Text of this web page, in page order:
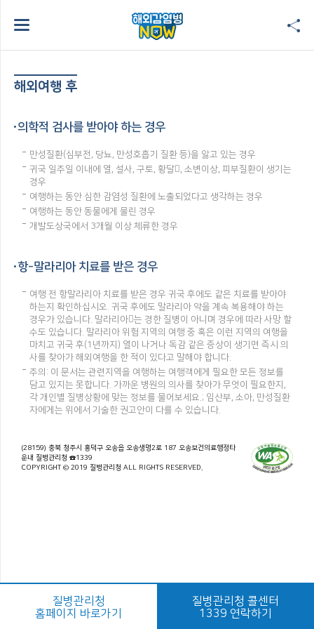
해외여행 후
의학적 검사를 받아야 하는 경우
만성질환(심부전, 당뇨, 만성호흡기 질환 등)을 앓고 있는 경우
귀국 일주일 이내에 열, 설사, 구토, 황달, 소변이상, 피부질환이 생기는
경우
여행하는 동안 심한 감염성 질환에 노출되었다고 생각하는 경우
여행하는 동안 동물에게 물린 경우
개발도상국에서 3개월 이상 체류한 경우
항-말라리아 치료를 받은 경우
여행 전 항말라리아 치료를 받은 경우 귀국 후에도 같은 치료를 받아야
하는지 확인하십시오. 귀국 후에도 말라리아 약을 계속 복용해야 하는
경우가 있습니다. 말라리아는 경한 질병이 아니며 경우에 따라 사망 할
수도 있습니다. 말라리아 위험 지역의 여행 중 혹은 이런 지역의 여행을
마치고 귀국 후(1년까지) 열이 나거나 독감 같은 증상이 생기면 즉시 의
사를 찾아가 해외여행을 한 적이 있다고 말해야 합니다.
주의: 이 문서는 관련지역을 여행하는 여행객에게 필요한 모든 정보를
담고 있지는 못합니다. 가까운 병원의 의사를 찾아가 무엇이 필요한지,
각 개인별 질병상황에 맞는 정보를 물어보세요.; 임산부, 소아, 만성질환
자에게는 위에서 기술한 권고안이 다를 수 있습니다.
(28159) 충북 청주시 흥덕구 오송읍 오송생명2로 187 오송보건의료행정타
운내 질병관리청 ☎1339
COPYRIGHT © 2019 질병관리청 ALL RIGHTS RESERVED.
질병관리청
홈페이지 바로가기
질병관리청 콜센터
1339 연락하기